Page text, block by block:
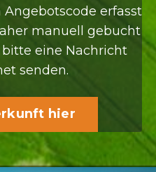
erfasst
manuell gebucht
eine Nachricht
senden.
hier